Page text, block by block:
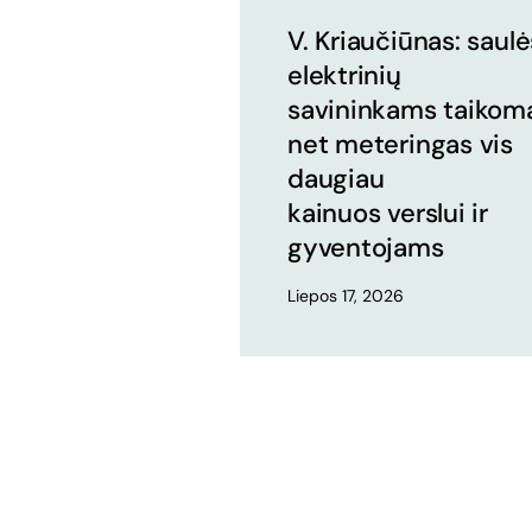
V. Kriaučiūnas:
elektrinių
savininkams
net meteringas vis
daugiau
kainuos verslui ir
gyventojams
Liepos 17, 2026